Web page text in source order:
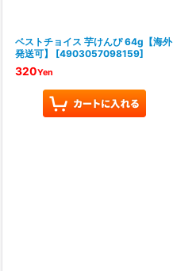
ベストチョイス 芋けんぴ 64g【海外
発送可】
[4903057098159]
320Yen